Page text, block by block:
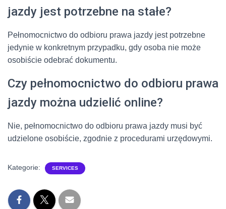
jazdy jest potrzebne na stałe?
Pełnomocnictwo do odbioru prawa jazdy jest potrzebne
jedynie w konkretnym przypadku, gdy osoba nie może
osobiście odebrać dokumentu.
Czy pełnomocnictwo do odbioru prawa
jazdy można udzielić online?
Nie, pełnomocnictwo do odbioru prawa jazdy musi być
udzielone osobiście, zgodnie z procedurami urzędowymi.
Kategorie: SERVICES